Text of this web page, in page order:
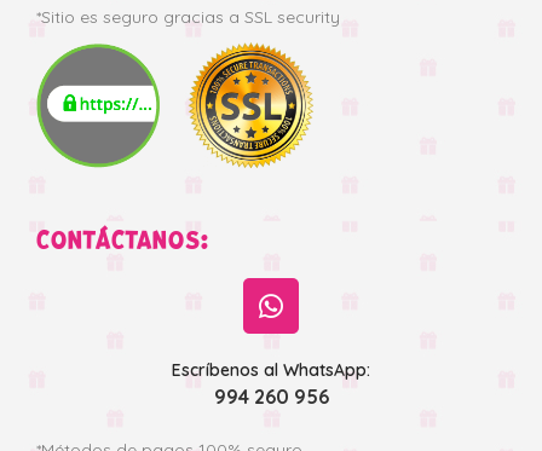
*Sitio es seguro gracias a SSL security
CONTÁCTANOS:
Escríbenos al WhatsApp:
994 260 956